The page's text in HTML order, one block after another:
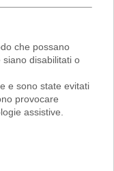
che possano
disabilitati o
e sono state evitati
provocare
assistive.